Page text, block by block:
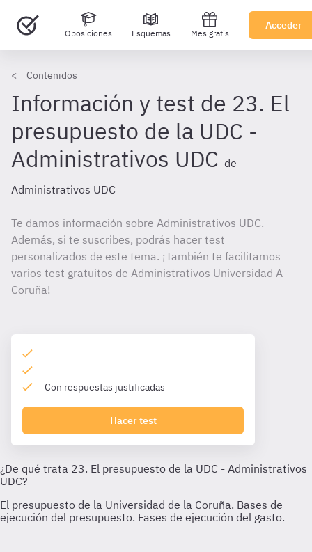
Oposiciones Esquemas Mes gratis
Acceder
Contenidos
Información y test de 23. El
presupuesto de la UDC -
Administrativos UDC de
Administrativos UDC
Te damos información sobre Administrativos UDC.
Además, si te suscribes, podrás hacer test
personalizados de este tema. ¡También te facilitamos
varios test gratuitos de Administrativos Universidad A
Coruña!
Con respuestas justificadas
Hacer test